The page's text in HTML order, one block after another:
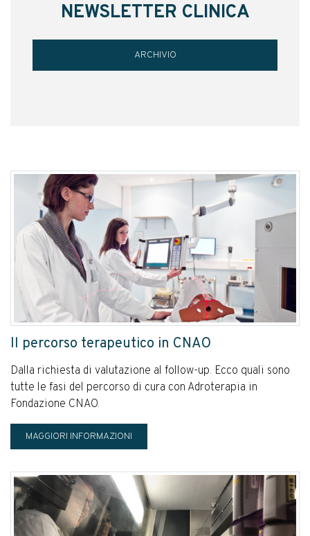
NEWSLETTER CLINICA
ARCHIVIO
Il percorso terapeutico in CNAO
Dalla richiesta di valutazione al follow-up. Ecco quali sono
tutte le fasi del percorso di cura con Adroterapia in
Fondazione CNAO.
MAGGIORI INFORMAZIONI